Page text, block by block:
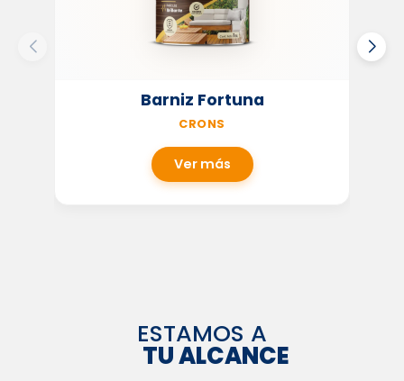
Barniz Fortuna
CRONS
Ver más
ESTAMOS A
TU ALCANCE